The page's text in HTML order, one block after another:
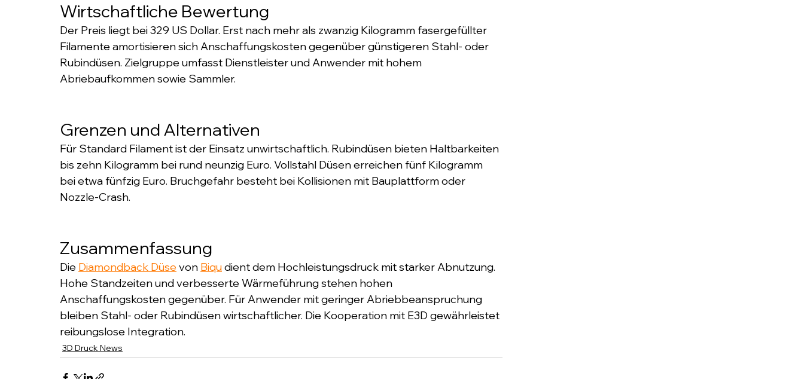
Wirtschaftliche Bewertung
Der Preis liegt bei 329 US Dollar. Erst nach mehr als zwanzig Kilogramm fasergefüllter
Filamente amortisieren sich Anschaffungskosten gegenüber günstigeren Stahl- oder
Rubindüsen. Zielgruppe umfasst Dienstleister und Anwender mit hohem
Abriebaufkommen sowie Sammler.
Grenzen und Alternativen
Für Standard Filament ist der Einsatz unwirtschaftlich. Rubindüsen bieten Haltbarkeiten
bis zehn Kilogramm bei rund neunzig Euro. Vollstahl Düsen erreichen fünf Kilogramm
bei etwa fünfzig Euro. Bruchgefahr besteht bei Kollisionen mit Bauplattform oder
Nozzle-Crash.
Zusammenfassung
Die Diamondback Düse von Biqu dient dem Hochleistungsdruck mit starker Abnutzung.
Hohe Standzeiten und verbesserte Wärmeführung stehen hohen
Anschaffungskosten gegenüber. Für Anwender mit geringer Abriebbeanspruchung
bleiben Stahl- oder Rubindüsen wirtschaftlicher. Die Kooperation mit E3D gewährleistet
reibungslose Integration.
3D Druck News